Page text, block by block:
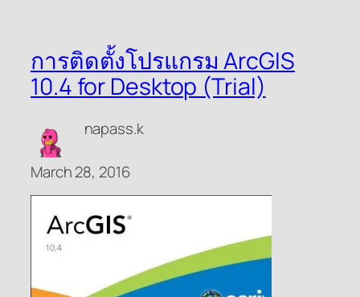
การติดตั้งโปรแกรม ArcGIS
10.4 for Desktop (Trial)
napass.k
March 28, 2016